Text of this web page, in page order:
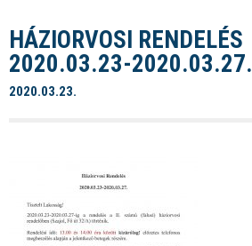
HÁZIORVOSI RENDELÉS
2020.03.23-2020.03.27.
2020.03.23.